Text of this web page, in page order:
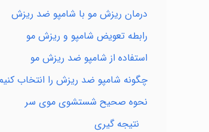
درمان ریزش مو با شامپو ضد ریزش
رابطه تعویض شامپو و ریزش مو
استفاده از شامپو ضد ریزش مو
چگونه شامپو ضد ریزش را انتخاب
نحوه صحیح شستشوی موی سر
نتیجه گیری